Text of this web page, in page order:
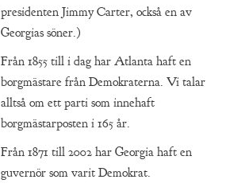
presidenten Jimmy Carter, också en av
Georgias söner.)
Från 1855 till i dag har Atlanta haft en
borgmästare från Demokraterna. Vi talar
alltså om ett parti som innehaft
borgmästarposten i 165 år.
Från 1871 till 2002 har Georgia haft en
guvernör som varit Demokrat.